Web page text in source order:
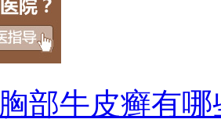
胸部牛皮癣有